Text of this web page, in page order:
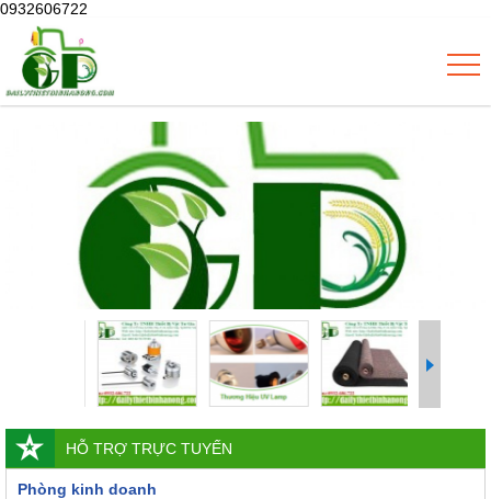
0932606722
HỖ TRỢ TRỰC TUYẾN
Phòng kinh doanh